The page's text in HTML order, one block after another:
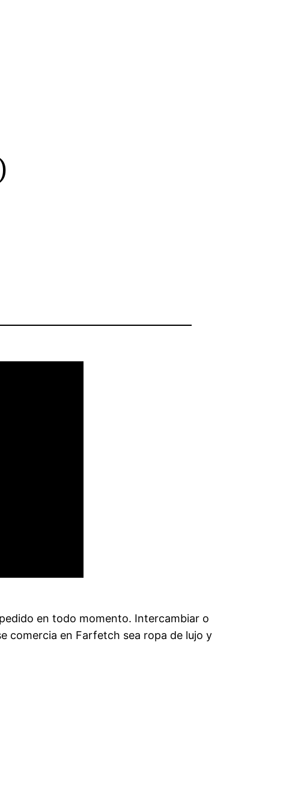
en todo momento. Intercambiar o
comercia en Farfetch sea ropa de lujo y